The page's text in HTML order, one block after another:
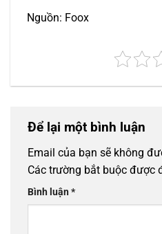
Nguồn: Foox
Để lại một bình luận
Email của bạn sẽ không
Các trường bắt buộc được
Bình luận*